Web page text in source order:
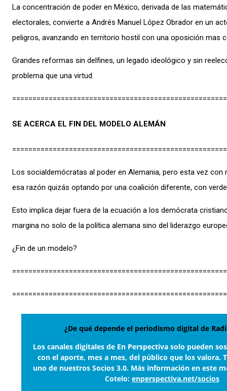
La concentración de poder en México, derivada de las
electorales, convierte a Andrés Manuel López Obrador en un
peligros, avanzando en territorio hostil con una oposición mas
Grandes reformas sin delfines, un legado ideológico y sin
problema que una virtud.
SE ACERCA EL FIN DEL MODELO ALEMÁN
Los socialdemócratas al poder en Alemania, pero esta vez con
esa razón quizás optando por una coalición diferente, con
Esto implica dejar fuera de la ecuación a los demócrata
margina no solo de la política alemana sino del liderazgo
¿Fin de un modelo?
¿De qué depende el periodismo digital de
Los canales digitales de En Perspectiva solo pueden
con el aporte, mes a mes, del público que los valora.
uno de nuestros Socios 3.0. Más información en este
Cotelo: enperspectiva.net/socios